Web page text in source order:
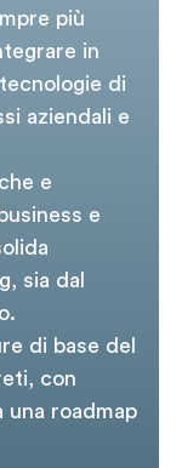
più
in
di
aziendali e
e
e
sia dal
di base del
con
roadmap